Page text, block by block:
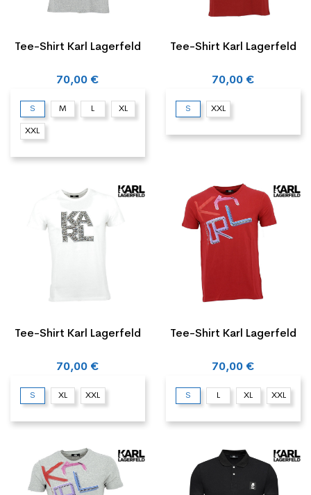
Tee-Shirt Karl Lagerfeld
70,00 €
S M L XL
XXL
Tee-Shirt Karl Lagerfeld
70,00 €
S XXL
Tee-Shirt Karl Lagerfeld
70,00 €
S XL XXL
Tee-Shirt Karl Lagerfeld
70,00 €
S L XL XXL